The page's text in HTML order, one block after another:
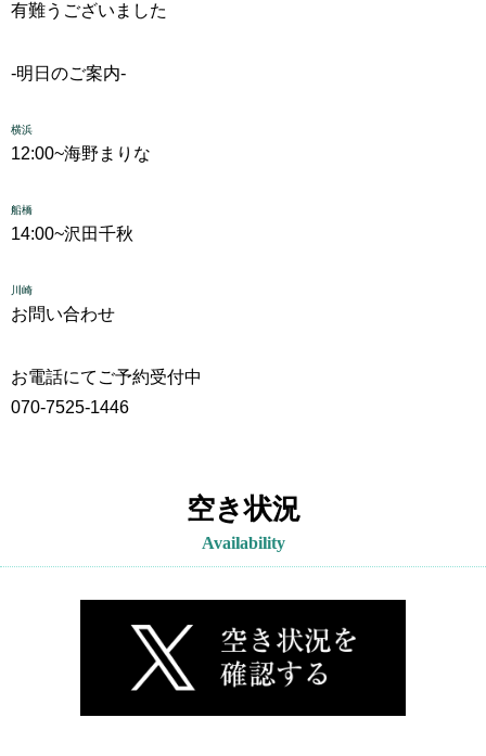
有難うございました
-明日のご案内-
横浜
12:00~海野まりな
船橋
14:00~沢田千秋
川崎
お問い合わせ
お電話にてご予約受付中
070-7525-1446
空き状況
Availability